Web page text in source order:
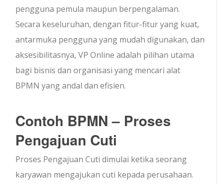
pengguna pemula maupun berpengalaman.
Secara keseluruhan, dengan fitur-fitur yang kuat,
antarmuka pengguna yang mudah digunakan, dan
aksesibilitasnya, VP Online adalah pilihan utama
bagi bisnis dan organisasi yang mencari alat
BPMN yang andal dan efisien.
Contoh BPMN – Proses
Pengajuan Cuti
Proses Pengajuan Cuti dimulai ketika seorang
karyawan mengajukan cuti kepada perusahaan.